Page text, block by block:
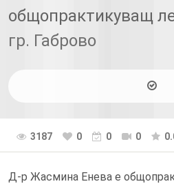
общопрактикуващ
гр. Габрово
3187 0 0 0
Д-р Жасмина Енева е